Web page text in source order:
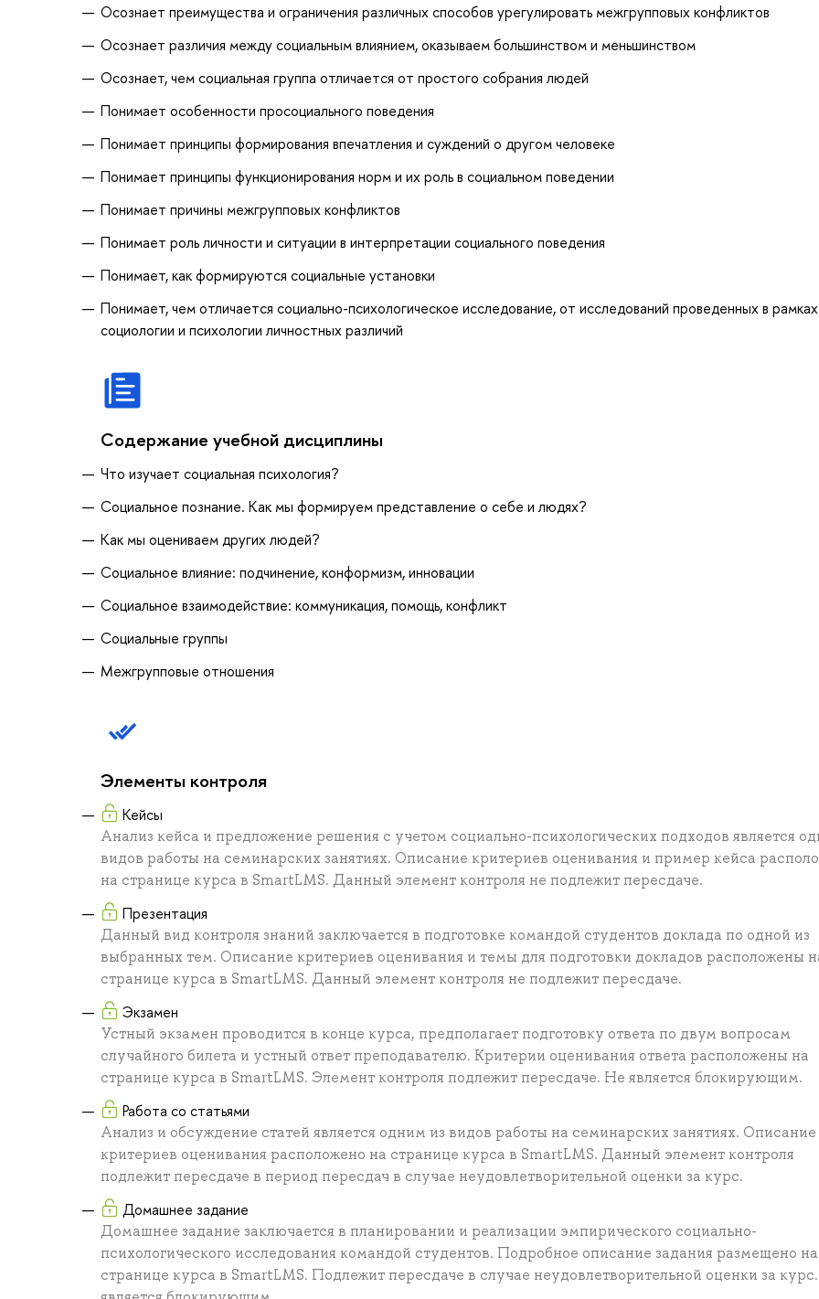
Осознает преимущества и ограничения различных способов урегулировать межгрупповых конфликтов
Осознает различия между социальным влиянием, оказываем большинством и меньшинством
Осознает, чем социальная группа отличается от простого собрания людей
Понимает особенности просоциального поведения
Понимает принципы формирования впечатления и суждений о другом человеке
Понимает принципы функционирования норм и их роль в социальном поведении
Понимает причины межгрупповых конфликтов
Понимает роль личности и ситуации в интерпретации социального поведения
Понимает, как формируются социальные установки
Понимает, чем отличается социально-психологическое исследование, от исследований проведенных в рамках
социологии и психологии личностных различий
Содержание учебной дисциплины
Что изучает социальная психология?
Социальное познание. Как мы формируем представление о себе и людях?
Как мы оцениваем других людей?
Социальное влияние: подчинение, конформизм, инновации
Социальное взаимодействие: коммуникация, помощь, конфликт
Социальные группы
Межгрупповые отношения
Элементы контроля
Кейсы
Анализ кейса и предложение решения с учетом социально-психологических подходов является
видов работы на семинарских занятиях. Описание критериев оценивания и пример кейса
на странице курса в SmartLMS. Данный элемент контроля не подлежит пересдаче.
Презентация
Данный вид контроля знаний заключается в подготовке командой студентов доклада по одной из
выбранных тем. Описание критериев оценивания и темы для подготовки докладов расположены
странице курса в SmartLMS. Данный элемент контроля не подлежит пересдаче.
Экзамен
Устный экзамен проводится в конце курса, предполагает подготовку ответа по двум вопросам
случайного билета и устный ответ преподавателю. Критерии оценивания ответа расположены на
странице курса в SmartLMS. Элемент контроля подлежит пересдаче. Не является блокирующим.
Работа со статьями
Анализ и обсуждение статей является одним из видов работы на семинарских занятиях. Описание
критериев оценивания расположено на странице курса в SmartLMS. Данный элемент контроля
подлежит пересдаче в период пересдач в случае неудовлетворительной оценки за курс.
Домашнее задание
Домашнее задание заключается в планировании и реализации эмпирического социально-
психологического исследования командой студентов. Подробное описание задания размещено на
странице курса в SmartLMS. Подлежит пересдаче в случае неудовлетворительной оценки за